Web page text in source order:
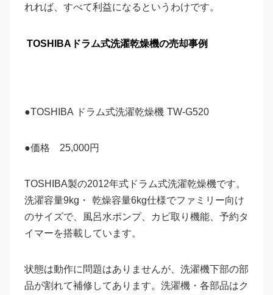
れれば、すべて利益になるというわけです。
TOSHIBAドラム式洗濯乾燥機の売却事例
●TOSHIBA ドラム式洗濯乾燥機 TW-G520
●価格 25,000円
TOSHIBA製の2012年式ドラム式洗濯乾燥機です。
洗濯容量9kg・ 乾燥容量6kg仕様でファミリー向け
のサイズで、風呂水ポンプ、カビ取り機能、予約タ
イマーを搭載しています。
状態は動作に問題はありませんが、洗濯機下部の部
品が割れて補修してあります。洗濯機・各部品はク